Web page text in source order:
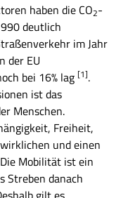
haben die CO2-
deutlich
im Jahr
der EU
bei 16% lag [1].
ist das
Menschen.
Freiheit,
und einen
Mobilität ist ein
Streben danach